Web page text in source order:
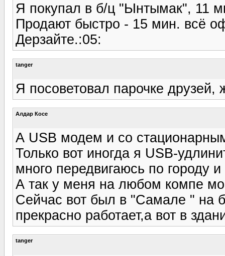
Я покупал в б/ц "Ынтымак", 11
Продают быстро - 15 мин. всё
Дерзайте.:05:
tanger
Я посоветовал парочке друзей,
Алдар Косе
А USB модем и со
Только вот иногда я USB-
много передвигаюсь по городу
А так у меня на любом компе
Сейчас вот был в "Самале " на
прекрасно работает,а вот в
tanger